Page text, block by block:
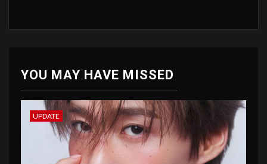
YOU MAY HAVE MISSED
UPDATE